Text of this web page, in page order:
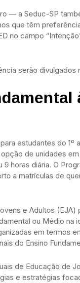
— a Seduc-SP
que têm
no campo
serão divulgados
estudantes do 1º
opção de unidades
horas diária. O
a matrículas de
e Adultos (EJA)
ou Médio na
em termos
do Ensino
de Educação de
e estratégias